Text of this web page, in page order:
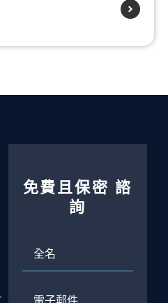
免費且保密 諮
詢